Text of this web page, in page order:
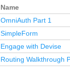
Name
OmniAuth Part 1
SimpleForm
Engage with Devise
Routing Walkthrough